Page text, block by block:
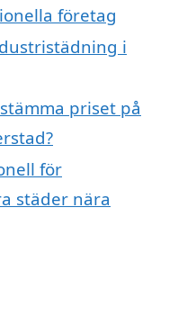
företag
i
priset på
för
städer nära